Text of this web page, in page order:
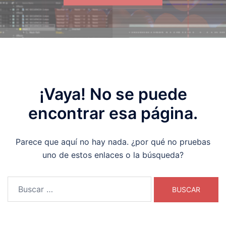
¡Vaya! No se puede
encontrar esa página.
Parece que aquí no hay nada. ¿por qué no pruebas
uno de estos enlaces o la búsqueda?